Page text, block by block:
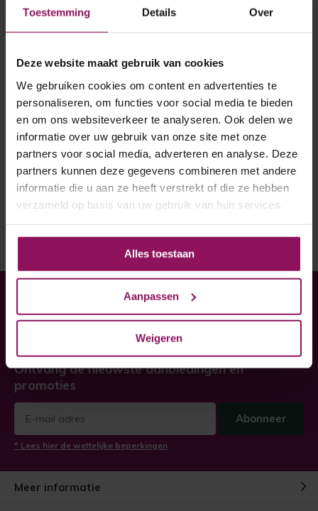
Toestemming Details Over
Deze website maakt gebruik van cookies
We gebruiken cookies om content en advertenties te
personaliseren, om functies voor social media te bieden
en om ons websiteverkeer te analyseren. Ook delen we
informatie over uw gebruik van onze site met onze
partners voor social media, adverteren en analyse. Deze
partners kunnen deze gegevens combineren met andere
informatie die u aan ze heeft verstrekt of die ze hebben
verzameld op basis van uw gebruik van hun services.
Alles toestaan
Aanpassen
Weigeren
Skantrae binnendeur SKS
Skantrae binnendeur SKS 3265
Stomp
A-Grade
€ 140,-
Heeft u hulp nodig bij uw
bestelling?
Twijfel niet, neem contact met ons op!
Ontvang de nieuwste aanbiedingen en
promoties
Abonneer
* Lees hier de wettelijke beperkingen
Meer informatie